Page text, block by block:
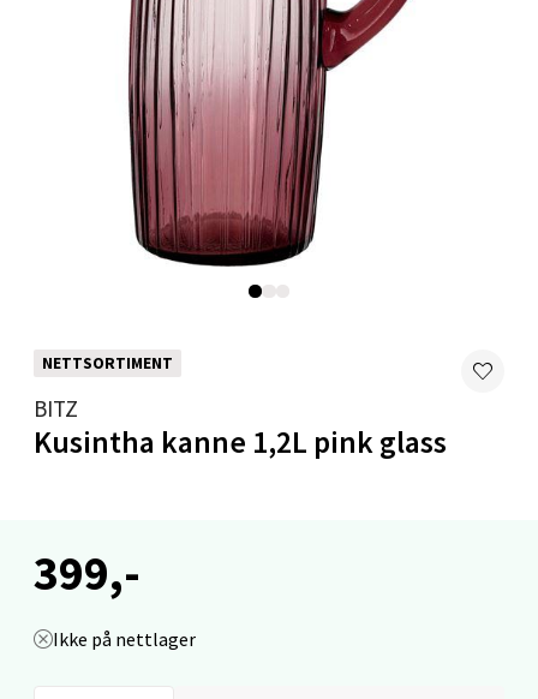
NETTSORTIMENT
BITZ
Kusintha kanne 1,2L pink glass
399,-
Ikke på nettlager
Levanger - Magneten
Moafjæra 14, 7606 Levanger
Åpent i dag 10-20
0 i butikk
Mandal - Alti Mandal
0 i butikk